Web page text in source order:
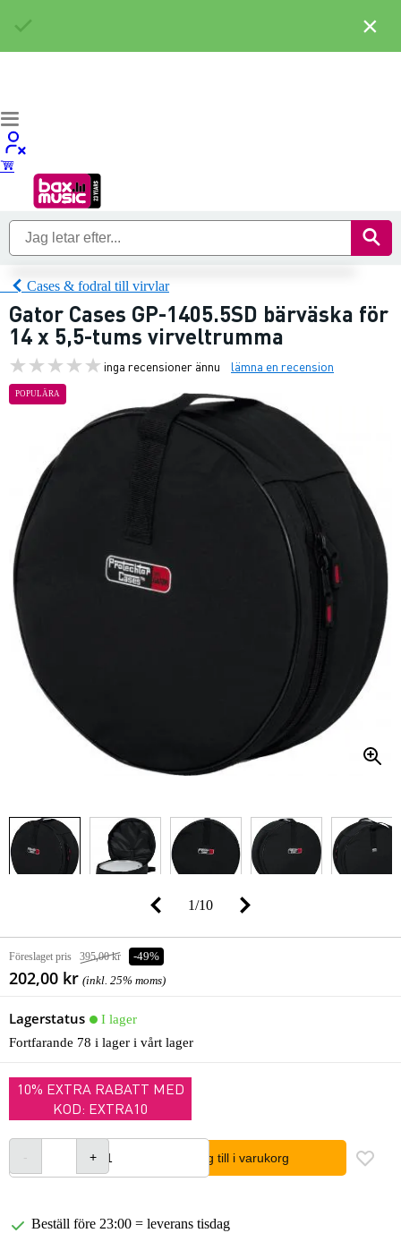
Cases & fodral till virvlar
Gator Cases GP-1405.5SD bärväska för
14 x 5,5-tums virveltrumma
inga recensioner ännu lämna en recension
POPULÄRA
1/10
Föreslaget pris 395,00 kr -49%
202,00 kr (inkl. 25% moms)
Lagerstatus
I lager
Fortfarande 78 i lager i vårt lager
10% EXTRA RABATT MED
KOD: EXTRA10
lägg till i varukorg
Beställ före 23:00 = leverans tisdag
×